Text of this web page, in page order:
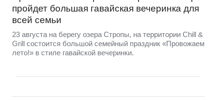
пройдет большая гавайская вечеринка для
всей семьи
23 августа на берегу озера Стропы, на территории Chill &
Grill состоится большой семейный праздник «Провожаем
лето!» в стиле гавайской вечеринки.